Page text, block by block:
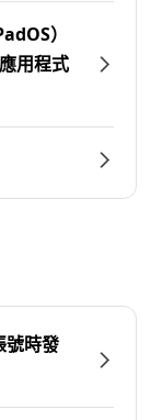
）
用程式
號時發